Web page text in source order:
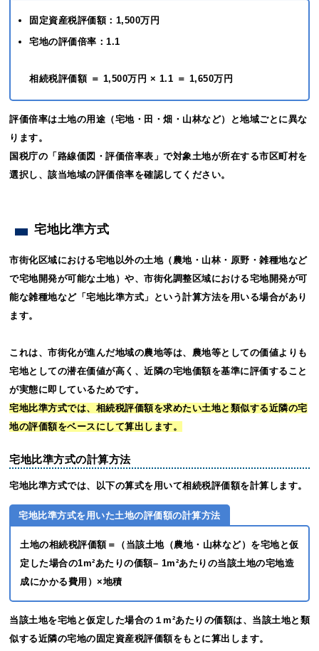
固定資産税評価額：1,500万円
宅地の評価倍率：1.1
相続税評価額 ＝ 1,500万円 × 1.1 ＝ 1,650万円
評価倍率は土地の用途（宅地・田・畑・山林など）と地域ごとに異な
ります。
国税庁の「路線価図・評価倍率表」で対象土地が所在する市区町村を
選択し、該当地域の評価倍率を確認してください。
宅地比準方式
市街化区域における宅地以外の土地（農地・山林・原野・雑種地など
で宅地開発が可能な土地）や、市街化調整区域における宅地開発が可
能な雑種地など「宅地比準方式」という計算方法を用いる場合があり
ます。
これは、市街化が進んだ地域の農地等は、農地等としての価値よりも
宅地としての潜在価値が高く、近隣の宅地価額を基準に評価すること
が実態に即しているためです。
宅地比準方式では、相続税評価額を求めたい土地と類似する近隣の宅
地の評価額をベースにして算出します。
宅地比準方式の計算方法
宅地比準方式では、以下の算式を用いて相続税評価額を計算します。
宅地比準方式を用いた土地の評価額の計算方法
土地の相続税評価額＝（当該土地（農地・山林など）を宅地と仮
定した場合の1m²あたりの価額– 1m²あたりの当該土地の宅地造
成にかかる費用）×地積
当該土地を宅地と仮定した場合の１m²あたりの価額は、当該土地と類
似する近隣の宅地の固定資産税評価額をもとに算出します。